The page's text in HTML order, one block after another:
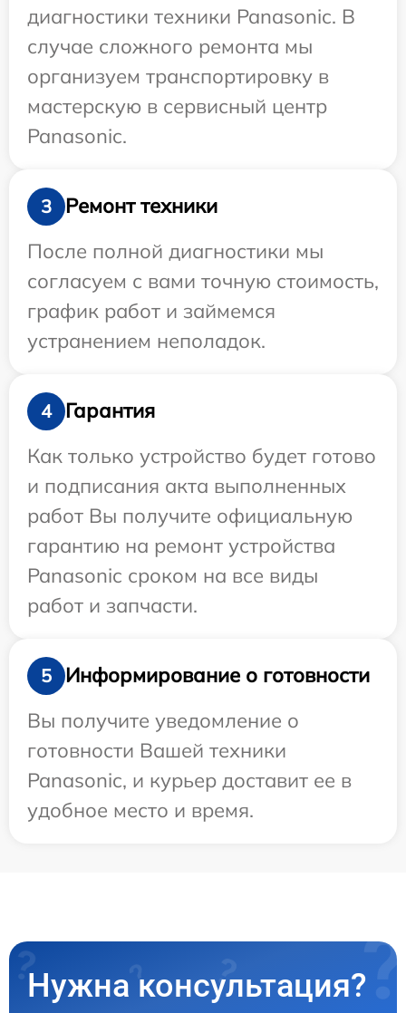
диагностики техники Panasonic. В
случае сложного ремонта мы
организуем транспортировку в
мастерскую в сервисный центр
Panasonic.
3
Ремонт техники
После полной диагностики мы
согласуем с вами точную стоимость,
график работ и займемся
устранением неполадок.
4
Гарантия
Как только устройство будет готово
и подписания акта выполненных
работ Вы получите официальную
гарантию на ремонт устройства
Panasonic сроком на все виды
работ и запчасти.
5
Информирование о готовности
Вы получите уведомление о
готовности Вашей техники
Panasonic, и курьер доставит ее в
удобное место и время.
Нужна консультация?